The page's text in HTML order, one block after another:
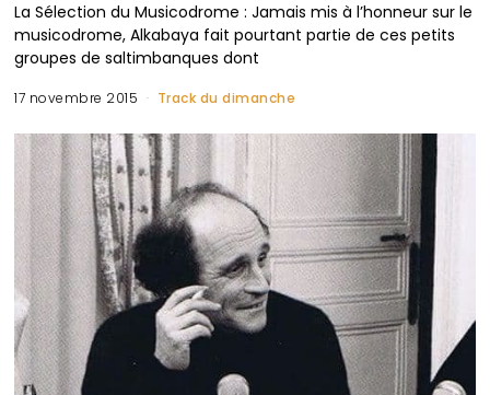
La Sélection du Musicodrome : Jamais mis à l’honneur sur le
musicodrome, Alkabaya fait pourtant partie de ces petits
groupes de saltimbanques dont
17 novembre 2015 Track du dimanche